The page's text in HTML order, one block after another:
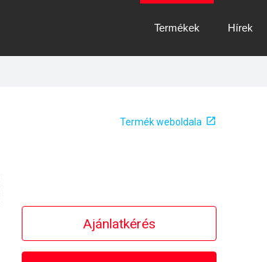
Termékek Hírek
Termék weboldala
Ajánlatkérés